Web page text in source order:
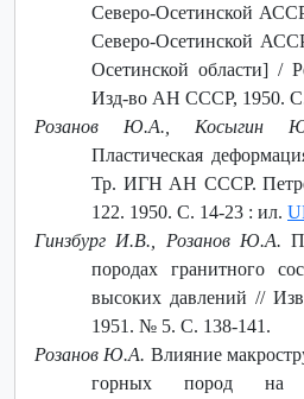
Северо-Осетинской
Северо-Осетинской
Осетинской области] /
Изд-во АН СССР, 1950.
Розанов Ю.А., Косыгин
Пластическая
Тр. ИГН АН СССР.
122. 1950. С. 14-23 : ил.
Гинзбург И.В., Розанов Ю.А.
породах гранитного
высоких давлений //
1951. № 5. С. 138-141.
Розанов Ю.А. Влияние
горных пород на